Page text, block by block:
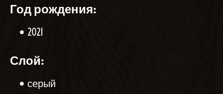
Год рождения:
2021
Слой:
серый